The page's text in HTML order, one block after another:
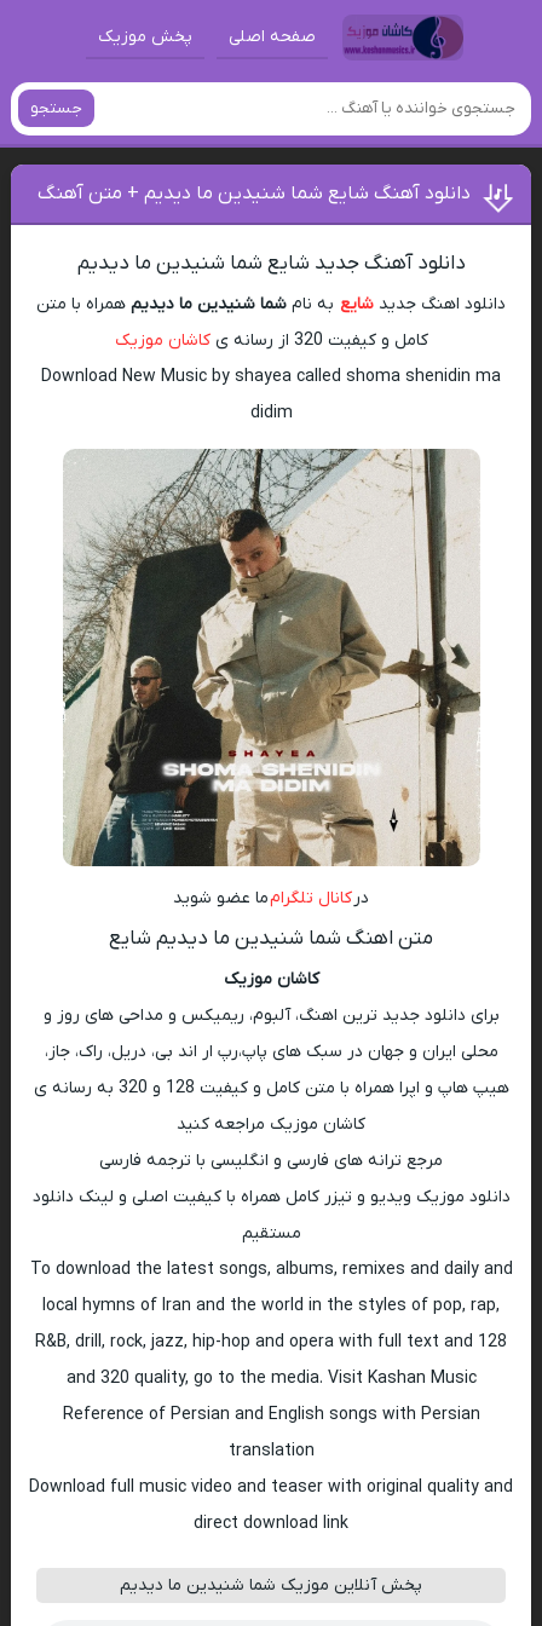
صفحه اصلی پخش موزیک
جستجو
دانلود آهنگ شایع شما شنیدین ما دیدیم + متن آهنگ
دانلود آهنگ جدید شایع شما شنیدین ما دیدیم
دانلود اهنگ جدید شایع به نام شما شنیدین ما دیدیم همراه با متن
کامل و کیفیت 320 از رسانه ی
کاشان موزیک
Download New Music by shayea called shoma shenidin ma
didim
در کانال تلگرامما عضو شوید
متن اهنگ شما شنیدین ما دیدیم شایع
کاشان موزیک
برای دانلود جدید ترین اهنگ، آلبوم، ریمیکس و مداحی های روز و
محلی ایران و جهان در سبک های پاپ،رپ ار اند بی، دریل، راک، جاز،
هیپ هاپ و اپرا همراه با متن کامل و کیفیت 128 و 320 به رسانه ی
کاشان موزیک مراجعه کنید
مرجع ترانه های فارسی و انگلیسی با ترجمه فارسی
دانلود موزیک ویدیو و تیزر کامل همراه با کیفیت اصلی و لینک دانلود
مستقیم
To download the latest songs, albums, remixes and daily and
local hymns of Iran and the world in the styles of pop, rap,
R&B, drill, rock, jazz, hip-hop and opera with full text and 128
and 320 quality, go to the media. Visit Kashan Music
Reference of Persian and English songs with Persian
translation
Download full music video and teaser with original quality and
direct download link
پخش آنلاین موزیک شما شنیدین ما دیدیم